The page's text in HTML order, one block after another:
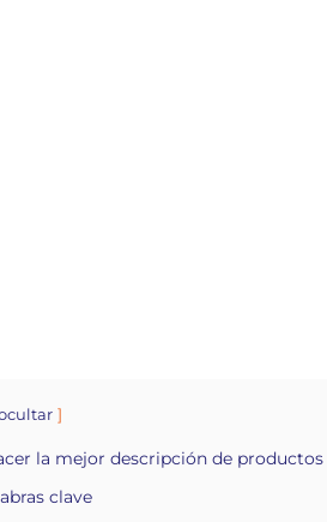
la mejor descripción de productos
clave